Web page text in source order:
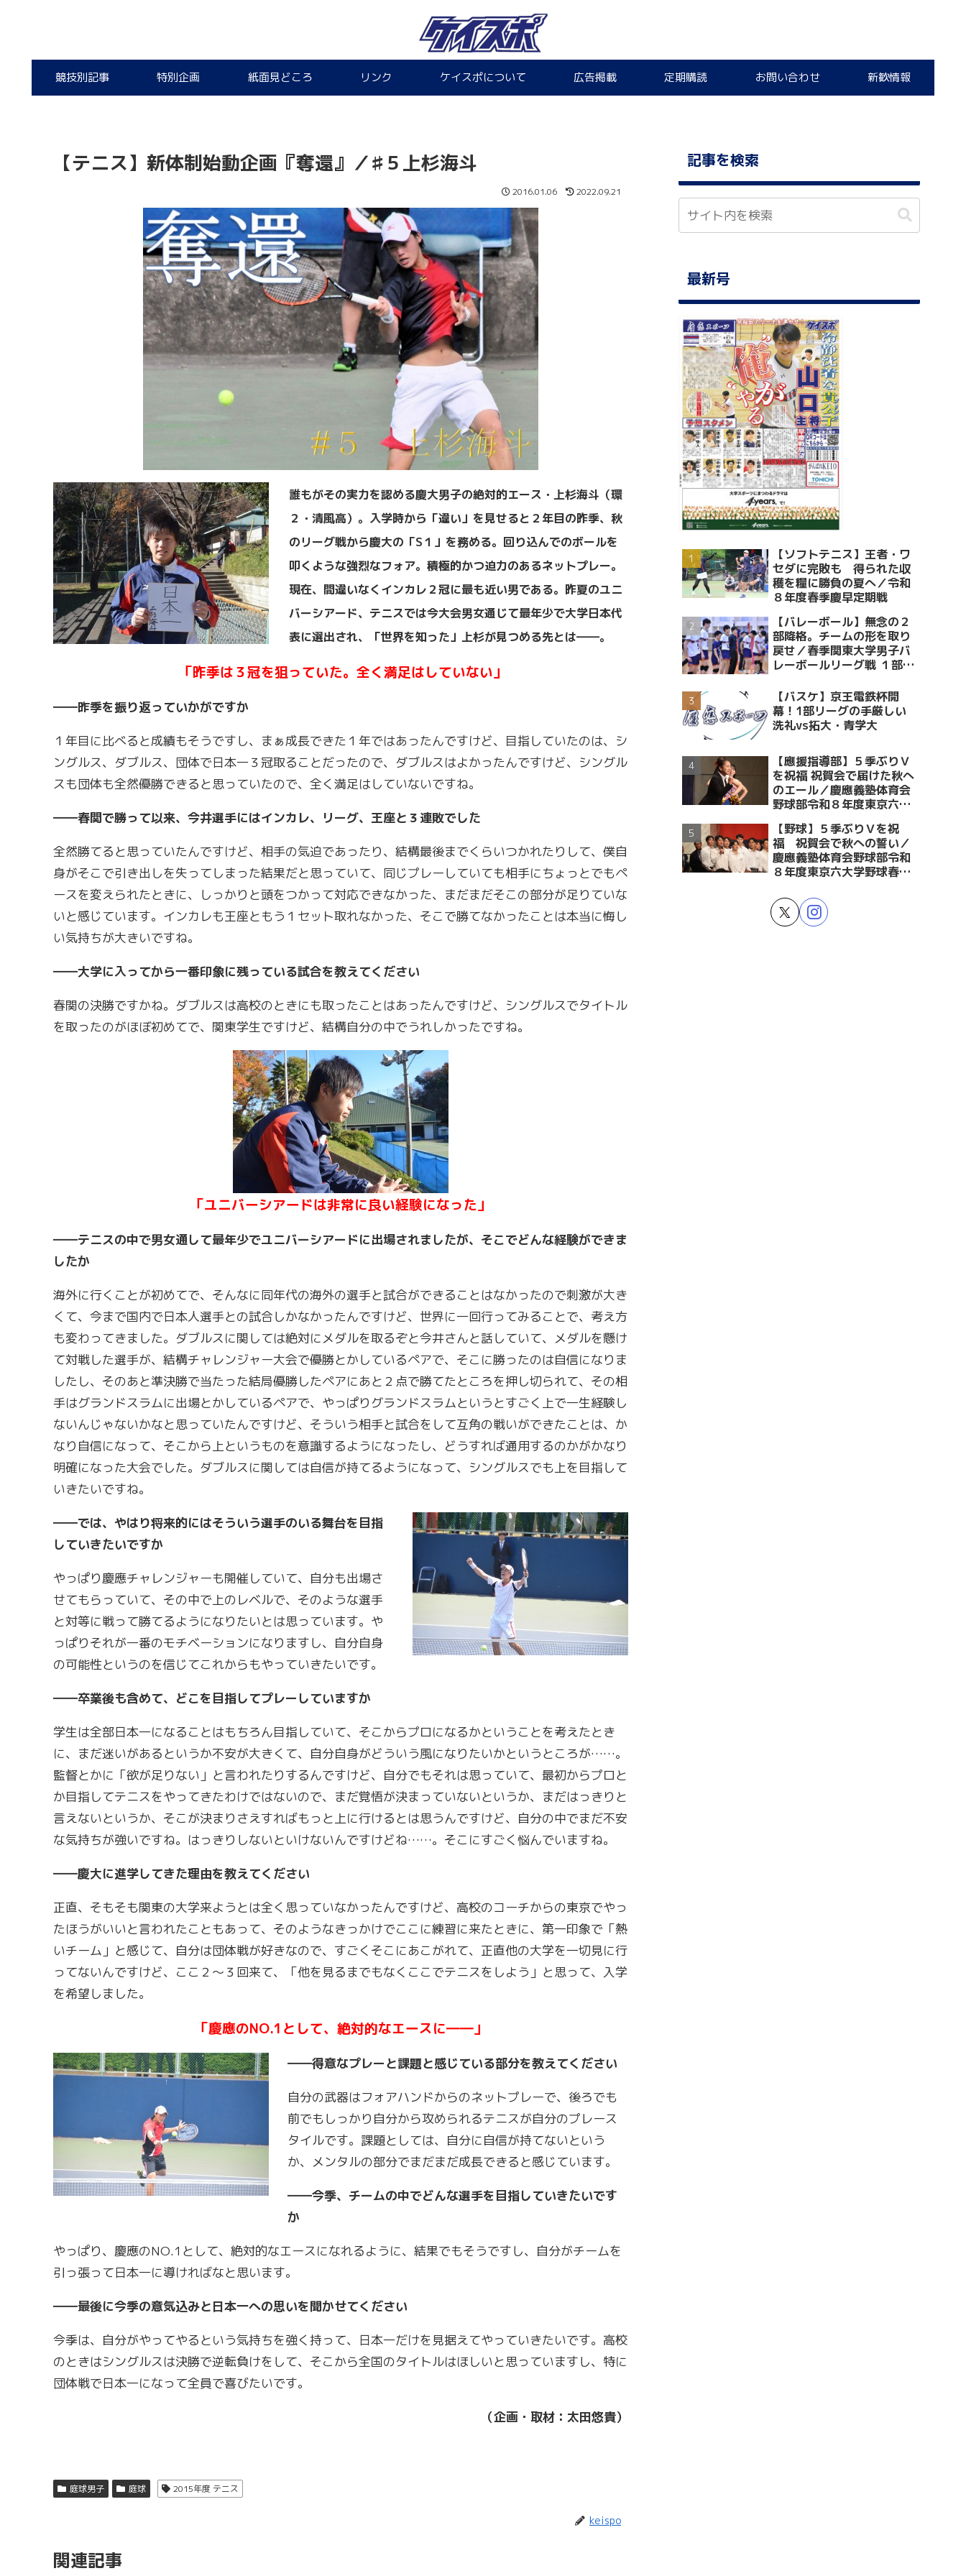
競技別記事 特別企画 紙面見どころ リンク ケイスポについて 広告掲載 定期購読 お問い合わせ 新歓情報
【テニス】新体制始動企画『奪還』／♯５上杉海斗
2016.01.06 2022.09.21
誰もがその実力を認める慶大男子の絶対的エース・上杉海斗（環
２・清風高）。入学時から「違い」を見せると２年目の昨季、秋
のリーグ戦から慶大の「S１」を務める。回り込んでのボールを
叩くような強烈なフォア。積極的かつ迫力のあるネットプレー。
現在、間違いなくインカレ２冠に最も近い男である。昨夏のユニ
バーシアード、テニスでは今大会男女通じて最年少で大学日本代
表に選出され、「世界を知った」上杉が見つめる先とは――。
「昨季は３冠を狙っていた。全く満足はしていない」
――昨季を振り返っていかがですか
１年目に比べると成績もそうですし、まぁ成長できた１年ではあったんですけど、目指していたのは、シ
ングルス、ダブルス、団体で日本一３冠取ることだったので、ダブルスはよかったんですけど、シングル
スも団体も全然優勝できると思っていたので、全く満足はしていないですね。
――春関で勝って以来、今井選手にはインカレ、リーグ、王座と３連敗でした
全然勝てると思っていたんですけど、相手の気迫であったり、結構最後までくらいつかれたりして、僕自
身がそこで引き出しを失ってしまった結果だと思っていて、同じプレーしていても相手にちょっとでもペ
ースを変えられたときに、しっかりと頭をつかって対応できなかった、まだまだそこの部分が足りていな
いと感じています。インカレも王座ともう１セット取れなかった、そこで勝てなかったことは本当に悔し
い気持ちが大きいですね。
――大学に入ってから一番印象に残っている試合を教えてください
春関の決勝ですかね。ダブルスは高校のときにも取ったことはあったんですけど、シングルスでタイトル
を取ったのがほぼ初めてで、関東学生ですけど、結構自分の中でうれしかったですね。
「ユニバーシアードは非常に良い経験になった」
――テニスの中で男女通して最年少でユニバーシアードに出場されましたが、そこでどんな経験ができま
したか
海外に行くことが初めてで、そんなに同年代の海外の選手と試合ができることはなかったので刺激が大き
くて、今まで国内で日本人選手との試合しかなかったんですけど、世界に一回行ってみることで、考え方
も変わってきました。ダブルスに関しては絶対にメダルを取るぞと今井さんと話していて、メダルを懸け
て対戦した選手が、結構チャレンジャー大会で優勝とかしているペアで、そこに勝ったのは自信になりま
したし、そのあと準決勝で当たった結局優勝したペアにあと２点で勝てたところを押し切られて、その相
手はグランドスラムに出場とかしているペアで、やっぱりグランドスラムというとすごく上で一生経験し
ないんじゃないかなと思っていたんですけど、そういう相手と試合をして互角の戦いができたことは、か
なり自信になって、そこから上というものを意識するようになったし、どうすれば通用するのかがかなり
明確になった大会でした。ダブルスに関しては自信が持てるようになって、シングルスでも上を目指して
いきたいですね。
――では、やはり将来的にはそういう選手のいる舞台を目指
していきたいですか
やっぱり慶應チャレンジャーも開催していて、自分も出場さ
せてもらっていて、その中で上のレベルで、そのような選手
と対等に戦って勝てるようになりたいとは思っています。や
っぱりそれが一番のモチベーションになりますし、自分自身
の可能性というのを信じてこれからもやっていきたいです。
――卒業後も含めて、どこを目指してプレーしていますか
学生は全部日本一になることはもちろん目指していて、そこからプロになるかということを考えたとき
に、まだ迷いがあるというか不安が大きくて、自分自身がどういう風になりたいかというところが……。
監督とかに「欲が足りない」と言われたりするんですけど、自分でもそれは思っていて、最初からプロと
か目指してテニスをやってきたわけではないので、まだ覚悟が決まっていないというか、まだはっきりと
言えないというか、そこが決まりさえすればもっと上に行けるとは思うんですけど、自分の中でまだ不安
な気持ちが強いですね。はっきりしないといけないんですけどね……。そこにすごく悩んでいますね。
――慶大に進学してきた理由を教えてください
正直、そもそも関東の大学来ようとは全く思っていなかったんですけど、高校のコーチからの東京でやっ
たほうがいいと言われたこともあって、そのようなきっかけでここに練習に来たときに、第一印象で「熱
いチーム」と感じて、自分は団体戦が好きなので、すごくそこにあこがれて、正直他の大学を一切見に行
ってないんですけど、ここ２～３回来て、「他を見るまでもなくここでテニスをしよう」と思って、入学
を希望しました。
「慶應のNO.1として、絶対的なエースに――」
――得意なプレーと課題と感じている部分を教えてください
自分の武器はフォアハンドからのネットプレーで、後ろでも
前でもしっかり自分から攻められるテニスが自分のプレース
タイルです。課題としては、自分に自信が持てないという
か、メンタルの部分でまだまだ成長できると感じています。
――今季、チームの中でどんな選手を目指していきたいです
か
やっぱり、慶應のNO.1として、絶対的なエースになれるように、結果でもそうですし、自分がチームを
引っ張って日本一に導ければなと思います。
――最後に今季の意気込みと日本一への思いを聞かせてください
今季は、自分がやってやるという気持ちを強く持って、日本一だけを見据えてやっていきたいです。高校
のときはシングルスは決勝で逆転負けをして、そこから全国のタイトルはほしいと思っていますし、特に
団体戦で日本一になって全員で喜びたいです。
（企画・取材：太田悠貴）
庭球男子 庭球 2015年度 テニス
keispo
関連記事
記事を検索
最新号
【ソフトテニス】王者・ワ
セダに完敗も 得られた収
穫を糧に勝負の夏へ／令和
８年度春季慶早定期戦
【バレーボール】無念の２
部降格。チームの形を取り
戻せ／春季関東大学男子バ
レーボールリーグ戦 １部・
【バスケ】京王電鉄杯開
幕！1部リーグの手厳しい
洗礼vs拓大・青学大
【應援指導部】５季ぶりＶ
を祝福 祝賀会で届けた秋へ
のエール／慶應義塾体育会
野球部令和８年度東京六大
賀会～後編～
【野球】５季ぶりＶを祝
福 祝賀会で秋への誓い／
慶應義塾体育会野球部令和
８年度東京六大学野球春季
～